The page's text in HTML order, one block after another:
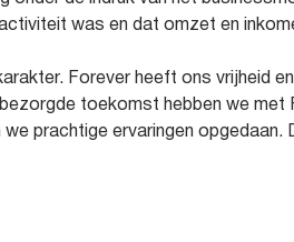
was en dat omzet en
Forever heeft ons vrijheid
toekomst hebben we
prachtige ervaringen opgedaan.